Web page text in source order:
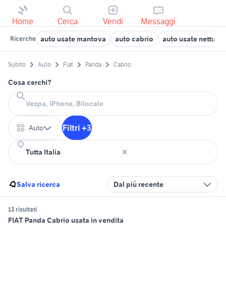
Home Cerca Vendi Messaggi
Ricerche auto usate mantova auto cabrio auto usate nettuno
Subito Auto Fiat Panda Cabrio
Cosa cerchi?
Auto Filtri +3
Salva ricerca Dal più recente
13 risultati
FIAT Panda Cabrio usata in vendita